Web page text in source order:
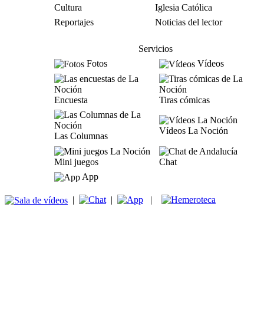
Cultura
Iglesia Católica
Reportajes
Noticias del lector
Servicios
Fotos
Vídeos
Encuesta Tiras cómicas
Las Columnas
Vídeos La Noción
Mini juegos
Chat
App
| | |